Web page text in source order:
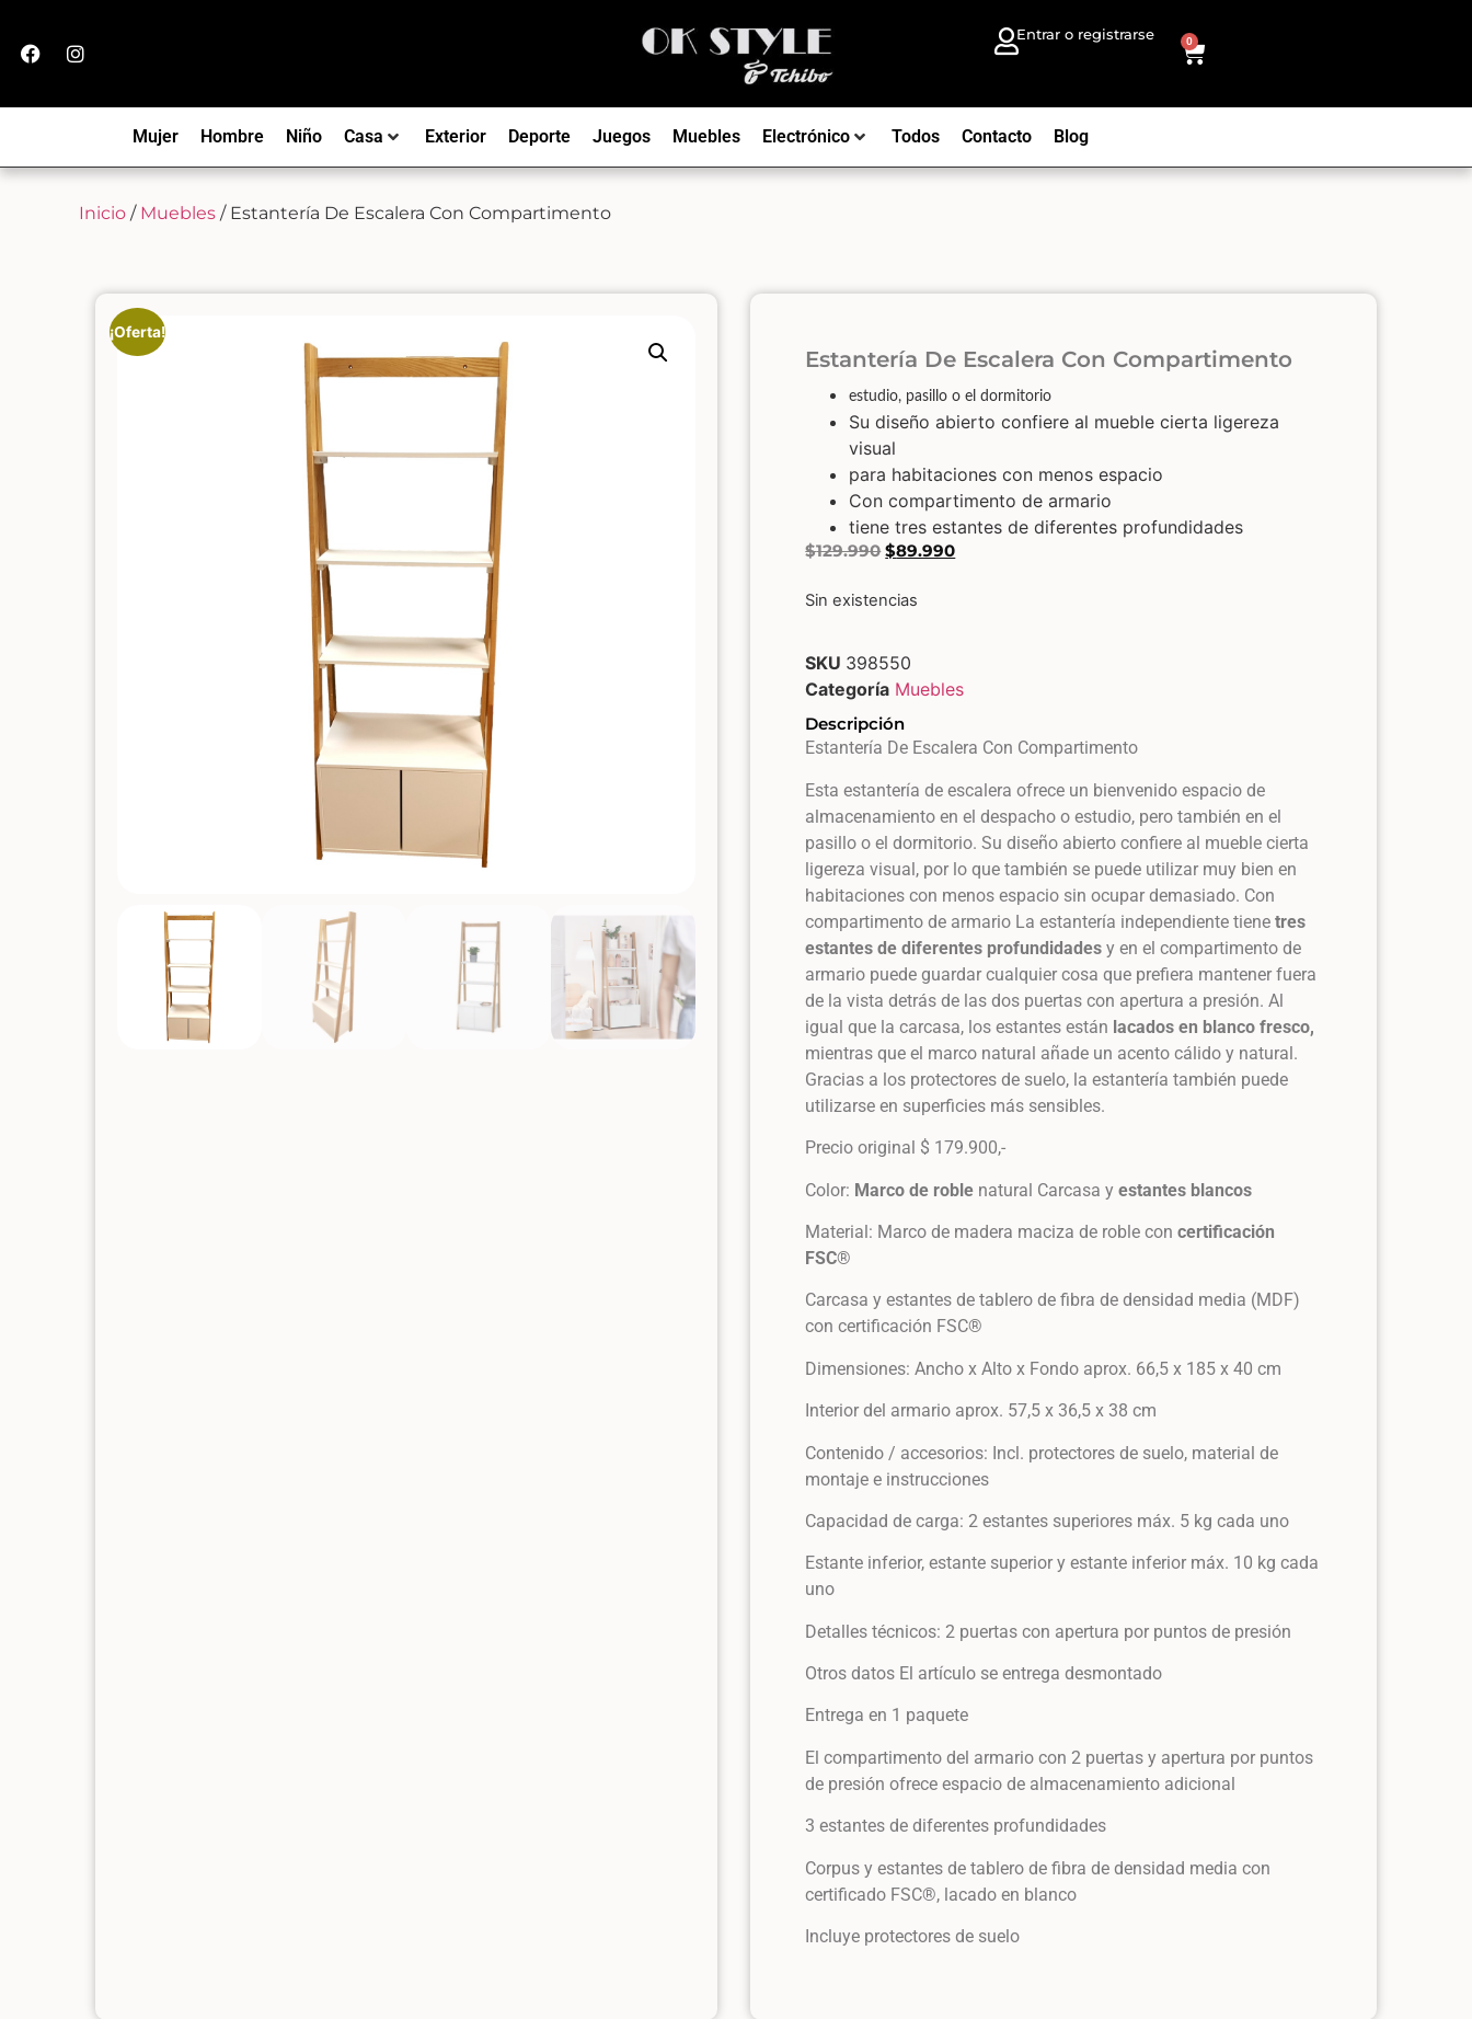
Entrar o registrarse 0
Mujer Hombre Niño Casa Exterior Deporte Juegos Muebles Electrónico Todos Contacto Blog
Inicio / Muebles / Estantería De Escalera Con Compartimento
¡Oferta!
Estantería De Escalera Con Compartimento
estudio, pasillo o el dormitorio
Su diseño abierto confiere al mueble cierta ligereza
visual
para habitaciones con menos espacio
Con compartimento de armario
tiene tres estantes de diferentes profundidades
$129.990 $89.990
Sin existencias
SKU 398550
Categoría Muebles
Descripción
Estantería De Escalera Con Compartimento
Esta estantería de escalera ofrece un bienvenido espacio de
almacenamiento en el despacho o estudio, pero también en el
pasillo o el dormitorio. Su diseño abierto confiere al mueble cierta
ligereza visual, por lo que también se puede utilizar muy bien en
habitaciones con menos espacio sin ocupar demasiado. Con
compartimento de armario La estantería independiente tienetres
estantes de diferentes profundidades y en el compartimento de
armario puede guardar cualquier cosa que prefiera mantener fuera
de la vista detrás de las dos puertas con apertura a presión. Al
igual que la carcasa, los estantes están lacados en blanco fresco,
mientras que el marco natural añade un acento cálido y natural.
Gracias a los protectores de suelo, la estantería también puede
utilizarse en superficies más sensibles.
Precio original $ 179.900,-
Color: Marco de roble natural Carcasa yestantes blancos
Material: Marco de madera maciza de roble concertificación
FSC®
Carcasa y estantes de tablero de fibra de densidad media (MDF)
con certificación FSC®
Dimensiones: Ancho x Alto x Fondo aprox. 66,5 x 185 x 40 cm
Interior del armario aprox. 57,5 x 36,5 x 38 cm
Contenido / accesorios: Incl. protectores de suelo, material de
montaje e instrucciones
Capacidad de carga: 2 estantes superiores máx. 5 kg cada uno
Estante inferior, estante superior y estante inferior máx. 10 kg cada
uno
Detalles técnicos: 2 puertas con apertura por puntos de presión
Otros datos El artículo se entrega desmontado
Entrega en 1 paquete
El compartimento del armario con 2 puertas y apertura por puntos
de presión ofrece espacio de almacenamiento adicional
3 estantes de diferentes profundidades
Corpus y estantes de tablero de fibra de densidad media con
certificado FSC®, lacado en blanco
Incluye protectores de suelo